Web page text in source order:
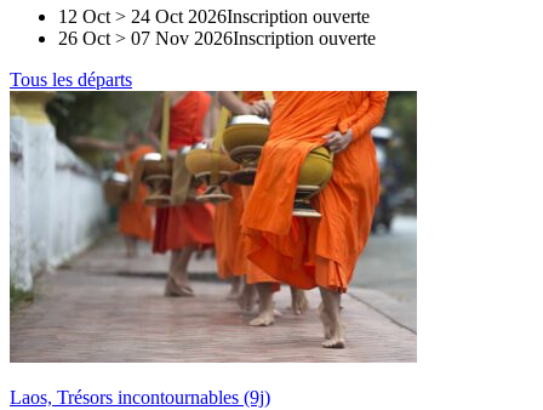
12 Oct > 24 Oct 2026Inscription ouverte
26 Oct > 07 Nov 2026Inscription ouverte
Tous les départs
Laos, Trésors incontournables (9j)